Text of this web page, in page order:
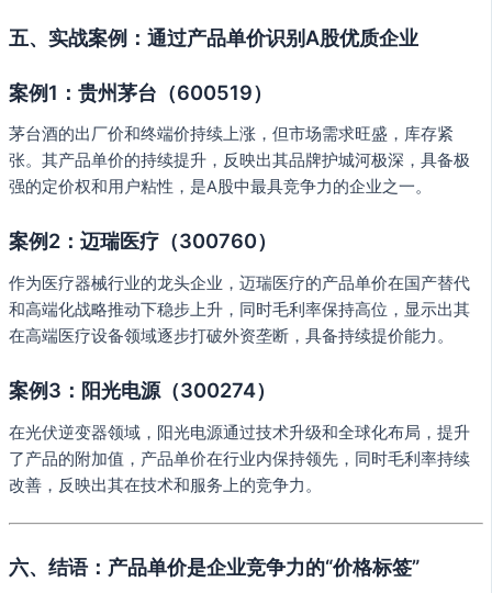
五、实战案例：通过产品单价识别A股优质企业
案例1：贵州茅台（600519）
茅台酒的出厂价和终端价持续上涨，但市场需求旺盛，库存紧
张。其产品单价的持续提升，反映出其品牌护城河极深，具备极
强的定价权和用户粘性，是A股中最具竞争力的企业之一。
案例2：迈瑞医疗（300760）
作为医疗器械行业的龙头企业，迈瑞医疗的产品单价在国产替代
和高端化战略推动下稳步上升，同时毛利率保持高位，显示出其
在高端医疗设备领域逐步打破外资垄断，具备持续提价能力。
案例3：阳光电源（300274）
在光伏逆变器领域，阳光电源通过技术升级和全球化布局，提升
了产品的附加值，产品单价在行业内保持领先，同时毛利率持续
改善，反映出其在技术和服务上的竞争力。
六、结语：产品单价是企业竞争力的“价格标签”